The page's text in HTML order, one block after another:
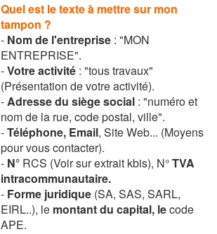
Quel est le texte à mettre sur mon
tampon ?
- Nom de l'entreprise : "MON
ENTREPRISE".
-Votre activité : "tous travaux"
(Présentation de votre activité).
-Adressedu siège social : "numéro et
nom de la rue, code postal, ville".
-Téléphone, Email, Site Web... (Moyens
pour vous contacter).
- N° RCS (Voir sur extrait kbis), N°TVA
intracommunautaire.
- Forme juridique (SA, SAS, SARL,
EIRL..), le montant du capital, lecode
APE.